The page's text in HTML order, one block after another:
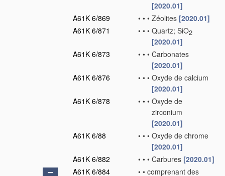
[2020.01]
A61K 6/869
• • • Zéolites [2020.01]
A61K 6/871
• • • Quartz; SiO2
[2020.01]
A61K 6/873
• • • Carbonates
[2020.01]
A61K 6/876
• • • Oxyde de calcium
[2020.01]
A61K 6/878
• • • Oxyde de
zirconium
[2020.01]
A61K 6/88
• • • Oxyde de chrome
[2020.01]
A61K 6/882
• • • Carbures [2020.01]
A61K 6/884
• • comprenant des